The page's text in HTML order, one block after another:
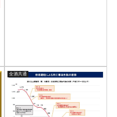
全酒共通